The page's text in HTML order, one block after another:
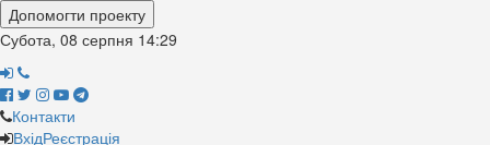
Допомогти проекту
Субота, 08 серпня 14:29
Контакти
ВхідРеєстрація